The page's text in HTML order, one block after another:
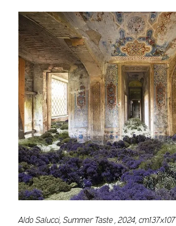
Aldo Salucci, Summer Taste , 2024, cm137x107